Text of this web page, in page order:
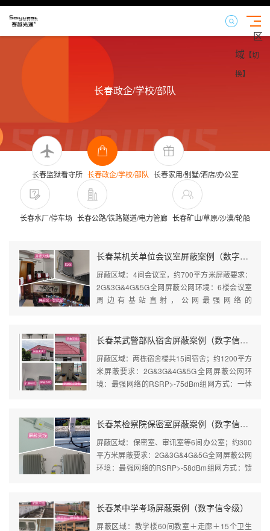
区
域 【切
换】
长春政企/学校/部队
长春监狱看守所 长春政企/学校/部队 长春家用/别墅/酒店/办公室
长春水厂/停车场 长春公路/铁路隧道/电力管廊 长春矿山/草原/沙漠/轮船
长春某机关单位会议室屏蔽案例（数字信令级）
屏蔽区域：4间会议室，约700平方米屏蔽要求：
2G&3G&4G&5G全网屏蔽公网环境：6楼会议室
周边有基站直射，公网最强网络的
长春某武警部队宿舍屏蔽案例（数字信令级）
屏蔽区域：两栋宿舍楼共15间宿舍；约1200平方
米屏蔽要求：2G&3G&4G&5G全网屏蔽公网环
境：最强网络的RSRP>-75dBm组网方式：一体
长春某检察院保密室屏蔽案例（数字信令级）
屏蔽区域：保密室、审讯室等6间办公室；约300
平方米屏蔽要求：2G&3G&4G&5G全网屏蔽公网
环境：最强网络的RSRP>-58dBm组网方式：馈
长春某中学考场屏蔽案例（数字信令级）
屏蔽区域：教学楼60间教室＋走廊＋15个卫生